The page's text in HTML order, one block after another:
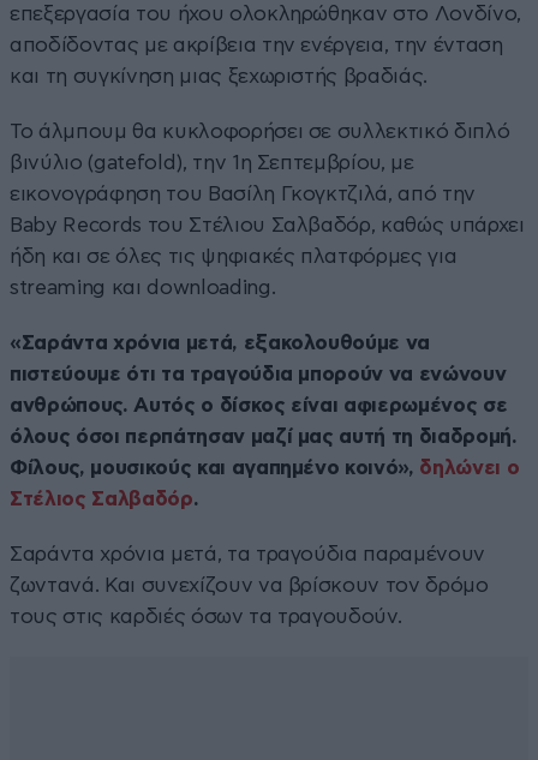
επεξεργασία του ήχου ολοκληρώθηκαν στο Λονδίνο,
αποδίδοντας με ακρίβεια την ενέργεια, την ένταση
και τη συγκίνηση μιας ξεχωριστής βραδιάς.
Το άλμπουμ θα κυκλοφορήσει σε συλλεκτικό διπλό
βινύλιο (gatefold), την 1η Σεπτεμβρίου, με
εικονογράφηση του Βασίλη Γκογκτζιλά, από την
Baby Records του Στέλιου Σαλβαδόρ, καθώς υπάρχει
ήδη και σε όλες τις ψηφιακές πλατφόρμες για
streaming και downloading.
«Σαράντα χρόνια μετά, εξακολουθούμε να
πιστεύουμε ότι τα τραγούδια μπορούν να ενώνουν
ανθρώπους. Αυτός ο δίσκος είναι αφιερωμένος σε
όλους όσοι περπάτησαν μαζί μας αυτή τη διαδρομή.
Φίλους, μουσικούς και αγαπημένο κοινό», δηλώνει ο
Στέλιος Σαλβαδόρ.
Σαράντα χρόνια μετά, τα τραγούδια παραμένουν
ζωντανά. Και συνεχίζουν να βρίσκουν τον δρόμο
τους στις καρδιές όσων τα τραγουδούν.